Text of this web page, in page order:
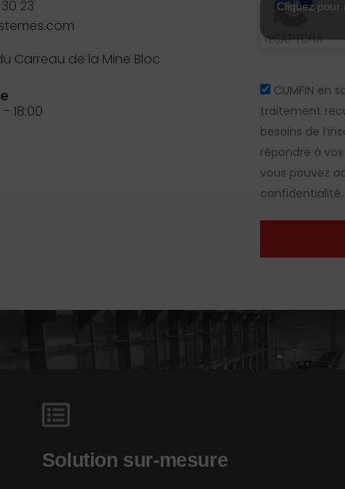
23
Carreau de la Mine Bloc
18:00
t
d
e
v
s
b
e
o
Cliquez pour
A
c
e
p
t
CUMFIN en
traitement
besoins de
répondre à
vous pouvez
confidentialité.
Solution sur-mesure